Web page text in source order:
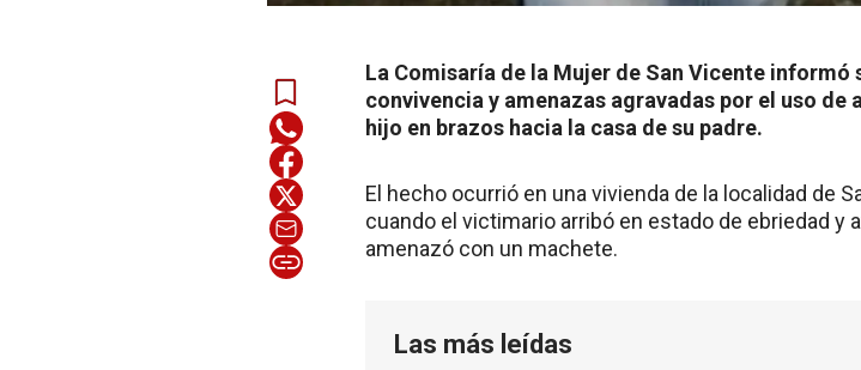
La Comisaría de la Mujer de San Vicente
convivencia y amenazas agravadas por el uso
hijo en brazos hacia la casa de su padre.
El hecho ocurrió en una vivienda de la localidad de
cuando el victimario arribó en estado de ebriedad y
amenazó con un machete.
Las más leídas